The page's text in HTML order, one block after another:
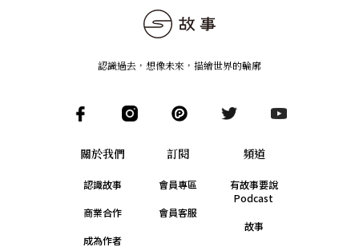
認識過去，想像未來 ， 描繪世界的輪廓
關於我們
認識故事
商業合作
成為作者
訂閱
會員專區
會員客服
頻道
有故事要說
Podcast
故事